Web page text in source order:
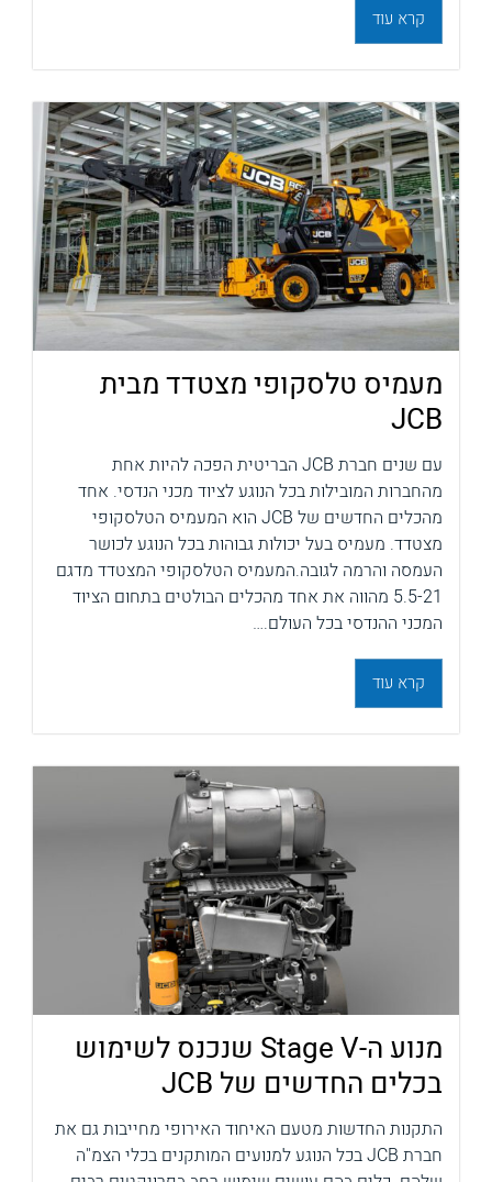
קרא עוד
מעמיס טלסקופי מצטדד מבית
JCB
עם שנים חברת JCB הבריטית הפכה להיות אחת
מהחברות המובילות בכל הנוגע לציוד מכני הנדסי. אחד
מהכלים החדשים של JCB הוא המעמיס הטלסקופי
מצטדד. מעמיס בעל יכולות גבוהות בכל הנוגע לכושר
העמסה והרמה לגובה.המעמיס הטלסקופי המצטדד מדגם
5.5-21 מהווה את אחד מהכלים הבולטים בתחום הציוד
המכני ההנדסי בכל העולם.…
קרא עוד
מנוע ה-Stage V שנכנס לשימוש
בכלים החדשים של JCB
התקנות החדשות מטעם האיחוד האירופי מחייבות גם את
חברת JCB בכל הנוגע למנועים המותקנים בכלי הצמ"ה